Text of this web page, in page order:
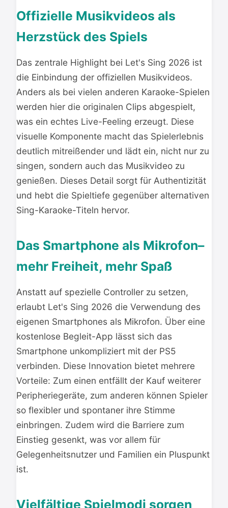
Offizielle Musikvideos als
Herzstück des Spiels
Das zentrale Highlight bei Let's Sing 2026 ist
die Einbindung der offiziellen Musikvideos.
Anders als bei vielen anderen Karaoke-Spielen
werden hier die originalen Clips abgespielt,
was ein echtes Live-Feeling erzeugt. Diese
visuelle Komponente macht das Spielerlebnis
deutlich mitreißender und lädt ein, nicht nur zu
singen, sondern auch das Musikvideo zu
genießen. Dieses Detail sorgt für Authentizität
und hebt die Spieltiefe gegenüber alternativen
Sing-Karaoke-Titeln hervor.
Das Smartphone als Mikrofon–
mehr Freiheit, mehr Spaß
Anstatt auf spezielle Controller zu setzen,
erlaubt Let's Sing 2026 die Verwendung des
eigenen Smartphones als Mikrofon. Über eine
kostenlose Begleit-App lässt sich das
Smartphone unkompliziert mit der PS5
verbinden. Diese Innovation bietet mehrere
Vorteile: Zum einen entfällt der Kauf weiterer
Peripheriegeräte, zum anderen können Spieler
so flexibler und spontaner ihre Stimme
einbringen. Zudem wird die Barriere zum
Einstieg gesenkt, was vor allem für
Gelegenheitsnutzer und Familien ein Pluspunkt
ist.
Vielfältige Spielmodi sorgen